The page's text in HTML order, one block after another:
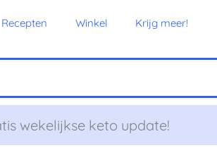
Recepten Winkel Krijg meer!
wekelijkse keto update!